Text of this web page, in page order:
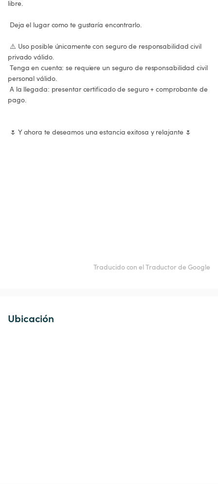
libre.
privado válido.
personal válido.
pago.
Traducido con el Traductor de Google
Ubicación